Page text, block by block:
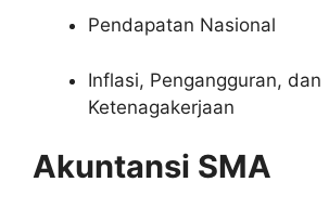
Pendapatan Nasional
Inflasi, Pengangguran, dan
Ketenagakerjaan
Akuntansi SMA